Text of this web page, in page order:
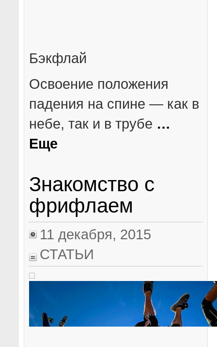
Бэкфлай
Освоение положения
падения на спине — как в
небе, так и в трубе …
Еще
Знакомство с
фрифлаем
11 декабря, 2015
СТАТЬИ